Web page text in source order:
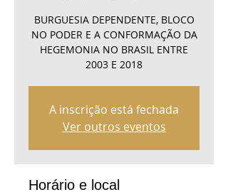
BURGUESIA DEPENDENTE, BLOCO
NO PODER E A CONFORMAÇÃO DA
HEGEMONIA NO BRASIL ENTRE
2003 E 2018
A inscrição está fechada
Ver outros eventos
Horário e local